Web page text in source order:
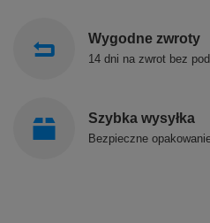
Wygodne zwroty
14 dni na zwrot bez
Szybka wysyłka
Bezpieczne